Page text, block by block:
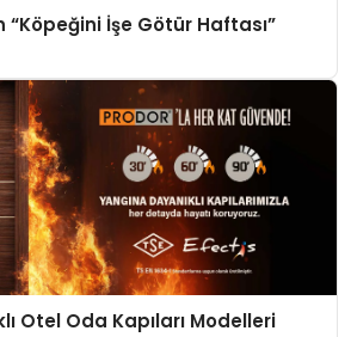
“Köpeğini İşe Götür Haftası”
Otel Oda Kapıları Modelleri